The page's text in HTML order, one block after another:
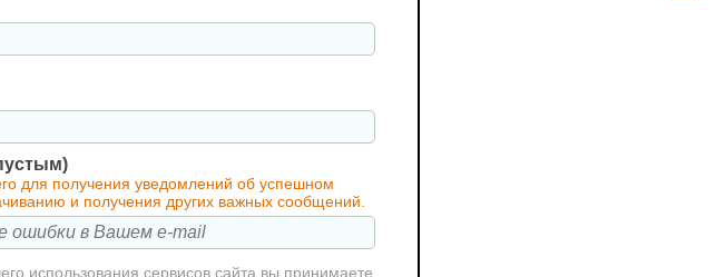
для получения уведомлений об успешном
и получения других важных сообщений.
использования сервисов сайта вы принимаете